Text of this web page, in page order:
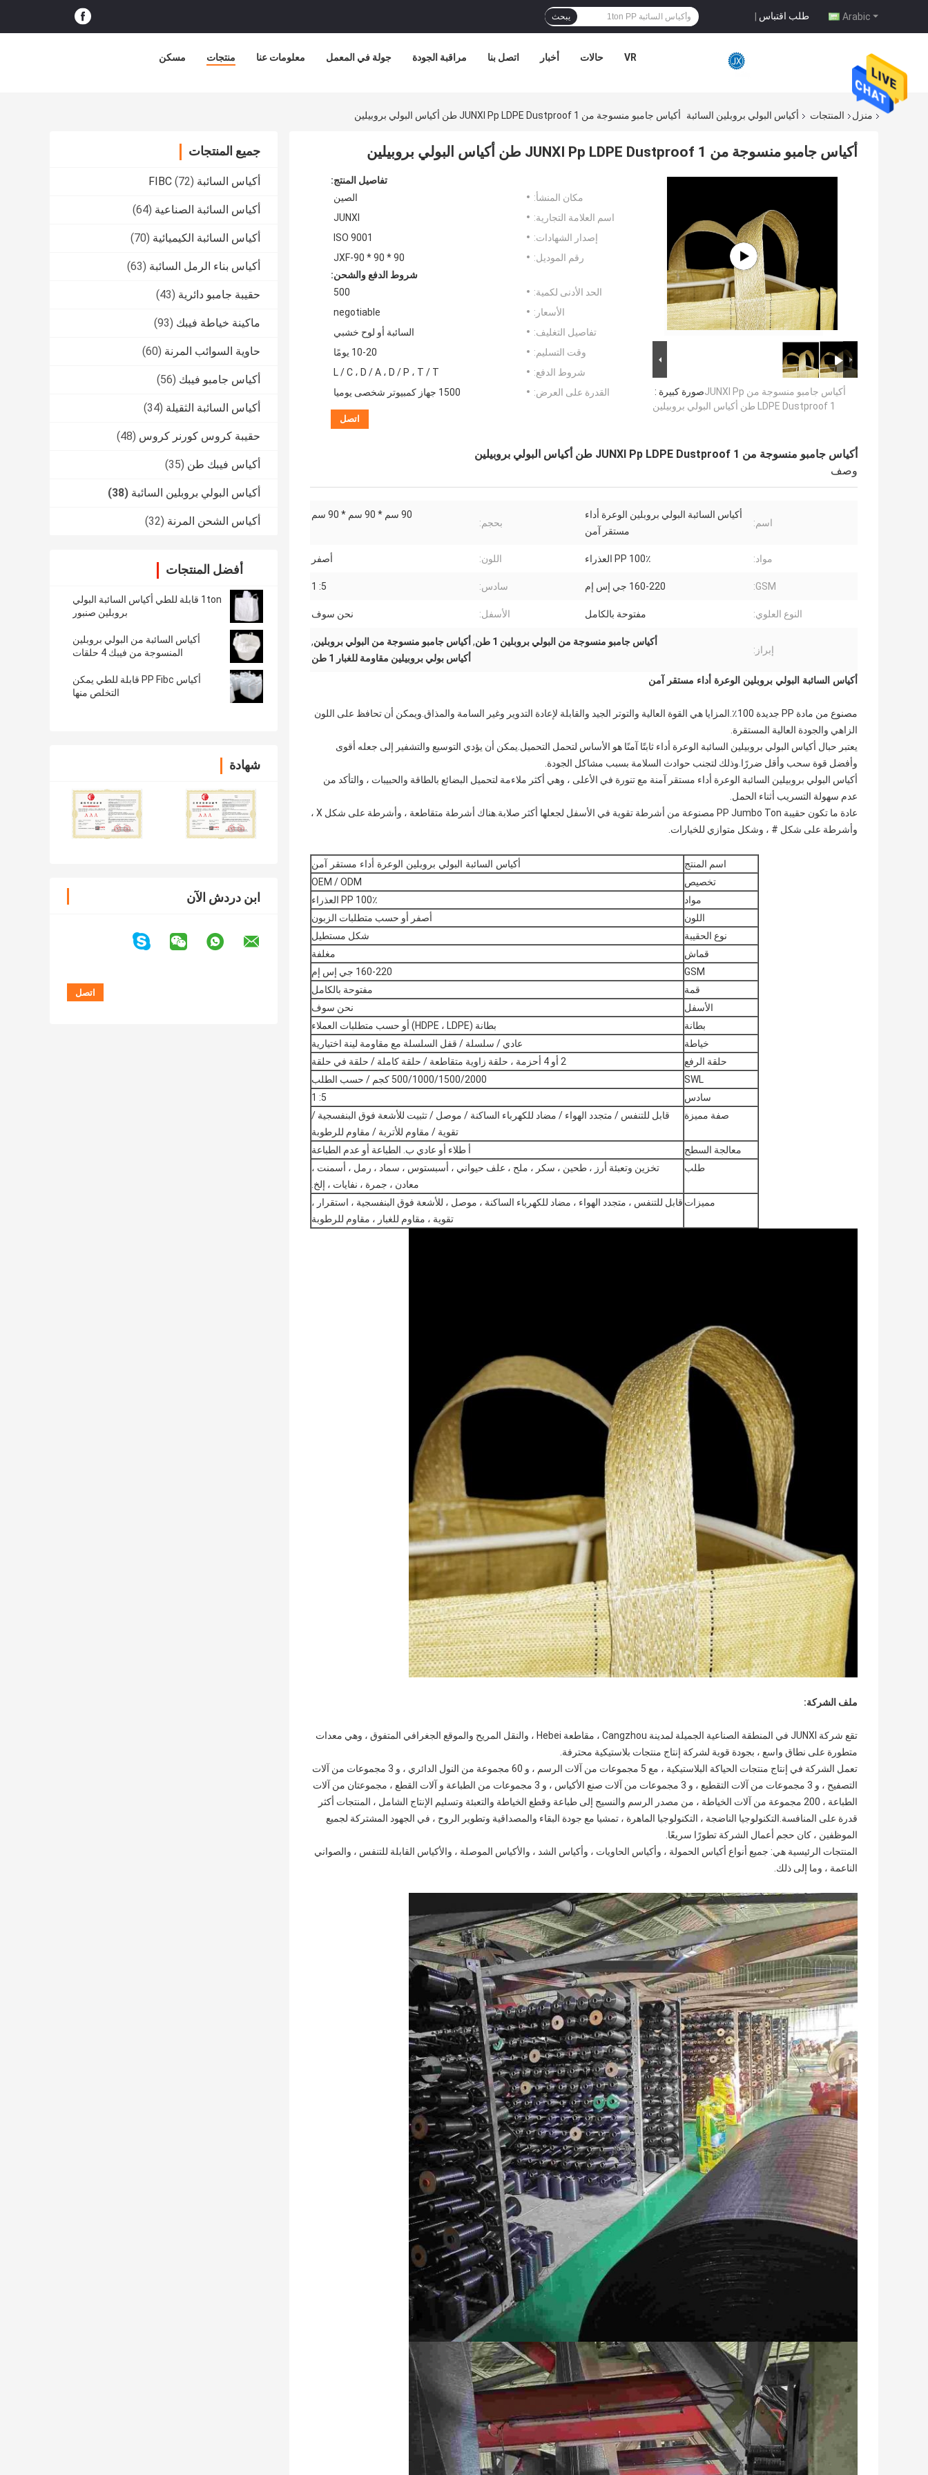
Arabic طلب اقتباس | يبحث
مسكن منتجات معلومات عنا جولة في المعمل مراقبة الجودة اتصل بنا أخبار حالات VR
منزل المنتجات أكياس البولي بروبلين السائبة أكياس جامبو منسوجة من JUNXI Pp LDPE Dustproof 1 طن أكياس البولي بروبيلين
جميع المنتجات
أكياس السائبة FIBC (72)
أكياس السائبة الصناعية (64)
أكياس السائبة الكيميائية (70)
أكياس بناء الرمل السائبة (63)
حقيبة جامبو دائرية (43)
ماكينة خياطة فيبك (93)
حاوية السوائب المرنة (60)
أكياس جامبو فيبك (56)
أكياس السائبة الثقيلة (34)
حقيبة كروس كورنر كروس (48)
أكياس فيبك طن (35)
أكياس البولي بروبلين السائبة (38)
أكياس الشحن المرنة (32)
أفضل المنتجات
1ton قابلة للطي أكياس السائبة البولي
بروبلين صنبور
أكياس السائبة من البولي بروبلين
المنسوجة من فيبك 4 حلقات
أكياس PP Fibc قابلة للطي يمكن
التخلص منها
شهادة
ابن دردش الآن
أكياس جامبو منسوجة من JUNXI Pp LDPE Dustproof 1 طن أكياس البولي بروبيلين
صورة كبيرة :أكياس جامبو منسوجة من JUNXI Pp
LDPE Dustproof 1 طن أكياس البولي بروبيلين
تفاصيل المنتج:
مكان المنشأ:
الصين
اسم العلامة التجارية:
JUNXI
إصدار الشهادات:
ISO 9001
رقم الموديل:
JXF-90 * 90 * 90
شروط الدفع والشحن:
الحد الأدنى لكمية:
500
الأسعار:
negotiable
تفاصيل التغليف:
السائبة أو لوح خشبي
وقت التسليم:
10-20 يومًا
شروط الدفع:
L / C ، D / A ، D / P ، T / T
القدرة على العرض:
1500 جهاز كمبيوتر شخصى يوميا
اتصل
أكياس جامبو منسوجة من JUNXI Pp LDPE Dustproof 1 طن أكياس البولي بروبيلين
وصف
اسم:
أكياس السائبة البولي بروبلين الوعرة أداء
مستقر آمن
بحجم:
90 سم * 90 سم * 90 سم
مواد: 100٪ PP العذراء اللون: أصفر
GSM: 160-220 جي إس إم سادس: 5: 1
النوع العلوي: مفتوحة بالكامل الأسفل: نحن سوف
إبراز:
أكياس جامبو منسوجة من البولي بروبلين 1 طن , أكياس جامبو منسوجة من البولي بروبلين,
أكياس بولي بروبيلين مقاومة للغبار 1 طن
أكياس السائبة البولي بروبلين الوعرة أداء مستقر آمن
مصنوع من مادة PP جديدة 100٪.المزايا هي القوة العالية والتوتر الجيد والقابلة لإعادة التدوير وغير السامة والمذاق.ويمكن أن تحافظ على اللون
الزاهي والجودة العالية المستقرة.
يعتبر حبال أكياس البولي بروبيلين السائبة الوعرة أداء ثابتًا آمنًا هو الأساس لتحمل التحميل.يمكن أن يؤدي التوسيع والتشفير إلى جعله أقوى
وأفضل قوة سحب وأقل ضررًا.وذلك لتجنب حوادث السلامة بسبب مشاكل الجودة.
أكياس البولي بروبيلين السائبة الوعرة أداء مستقر آمنة مع تنورة في الأعلى ، وهي أكثر ملاءمة لتحميل البضائع بالطاقة والحبيبات ، والتأكد من
عدم سهولة التسريب أثناء الحمل.
عادة ما تكون حقيبة PP Jumbo Ton مصنوعة من أشرطة تقوية في الأسفل لجعلها أكثر صلابة.هناك أشرطة متقاطعة ، وأشرطة على شكل X ،
وأشرطة على شكل # ، وشكل متوازي للخيارات.
اسم المنتج
أكياس السائبة البولي بروبلين الوعرة أداء مستقر آمن
تخصيص
OEM / ODM
مواد
100٪ PP العذراء
اللون
أصفر أو حسب متطلبات الزبون
نوع الحقيبة
شكل مستطيل
قماش
مغلفة
GSM
160-220 جي إس إم
قمة
مفتوحة بالكامل
الأسفل
نحن سوف
بطانة
بطانة (HDPE ، LDPE) أو حسب متطلبات العملاء
خياطة
عادي / سلسلة / قفل السلسلة مع مقاومة لينة اختيارية
حلقة الرفع
2 أو 4 أحزمة ، حلقة زاوية متقاطعة / حلقة كاملة / حلقة في حلقة
SWL
500/1000/1500/2000 كجم / حسب الطلب
سادس
5: 1
صفة مميزة
قابل للتنفس / متجدد الهواء / مضاد للكهرباء الساكنة / موصل / تثبيت للأشعة فوق البنفسجية /
تقوية / مقاوم للأتربة / مقاوم للرطوبة
معالجة السطح
أ طلاء أو عادي ب. الطباعة أو عدم الطباعة
طلب
تخزين وتعبئة أرز ، طحين ، سكر ، ملح ، علف حيواني ، أسبستوس ، سماد ، رمل ، أسمنت ،
معادن ، جمرة ، نفايات ، إلخ.
مميزات قابل للتنفس ، متجدد الهواء ، مضاد للكهرباء الساكنة ، موصل ، للأشعة فوق البنفسجية ، استقرار ،
تقوية ، مقاوم للغبار ، مقاوم للرطوبة
ملف الشركة:
تقع شركة JUNXI في المنطقة الصناعية الجميلة لمدينة Cangzhou ، مقاطعة Hebei ، والنقل المريح والموقع الجغرافي المتفوق ، وهي معدات
متطورة على نطاق واسع ، بجودة قوية لشركة إنتاج منتجات بلاستيكية محترفة.
تعمل الشركة في إنتاج منتجات الحياكة البلاستيكية ، مع 5 مجموعات من آلات الرسم ، و 60 مجموعة من النول الدائري ، و 3 مجموعات من آلات
التصفيح ، و 3 مجموعات من آلات التقطيع ، و 3 مجموعات من آلات صنع الأكياس ، و 3 مجموعات من الطباعة و آلات القطع ، مجموعتان من آلات
الطباعة ، 200 مجموعة من آلات الخياطة ، من مصدر الرسم والنسيج إلى طباعة وقطع الخياطة والتعبئة وتسليم الإنتاج الشامل ، المنتجات أكثر
قدرة على المنافسة.التكنولوجيا الناضجة ، التكنولوجيا الماهرة ، تمشيا مع جودة البقاء والمصداقية وتطوير الروح ، في الجهود المشتركة لجميع
الموظفين ، كان حجم أعمال الشركة تطورًا سريعًا.
المنتجات الرئيسية هي: جميع أنواع أكياس الحمولة ، وأكياس الحاويات ، وأكياس الشد ، والأكياس الموصلة ، والأكياس القابلة للتنفس ، والصواني
الناعمة ، وما إلى ذلك.